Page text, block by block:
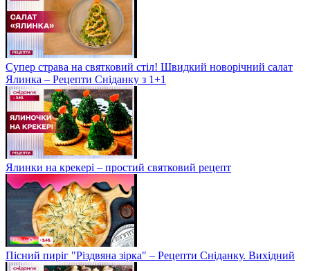
Супер страва на святковий стіл! Швидкий новорічний салат
Ялинка – Рецепти Сніданку з 1+1
Ялинки на крекері – простий святковий рецепт
Пісний пиріг "Різдвяна зірка" – Рецепти Сніданку. Вихідний